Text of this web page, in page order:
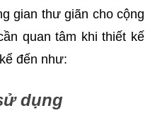
gian thư giãn cho cộng
quan tâm khi thiết kế
đến như:
dụng